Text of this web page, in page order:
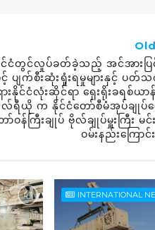
နိုင်ငံတွင်လှုပ်ခတ်ခဲ့သည့် အင်အားပြင်
င့် ပျက်စီးဆုံးရှုံးရမှုများနှင့် ပ
ားနိုင်ငံလုံးဆိုင်ရာ ရှေးရိုးခရစ်ယ
လ်ရီယို က နိုင်ငံတော်စီမံအုပ်ချုပ်ရေ
ာ်ဝန်ကြီးချုပ် ဗိုလ်ချုပ်မှူးကြီး
ဝမ်းနည်းကြော
INTERNATIONAL